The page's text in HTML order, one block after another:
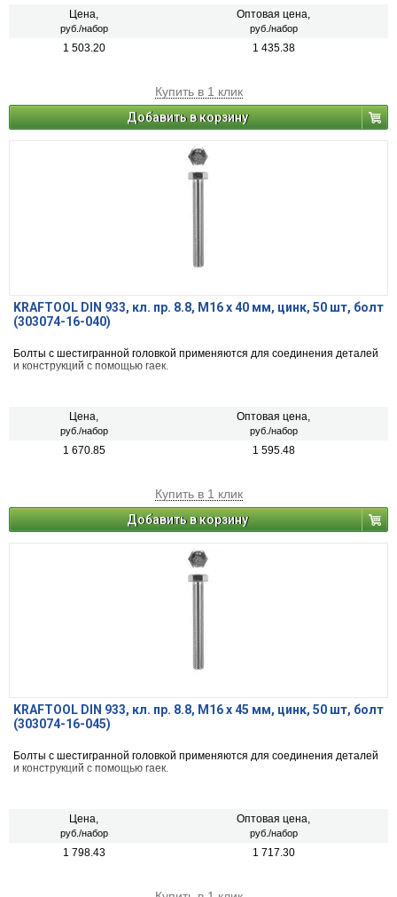
Цена,
руб./набор
Оптовая цена,
руб./набор
1 503.20 1 435.38
Купить в 1 клик
Добавить в корзину
KRAFTOOL DIN 933, кл. пр. 8.8, M16 х 40 мм, цинк, 50 шт, болт
(303074-16-040)
Болты с шестигранной головкой применяются для соединения деталей
и конструкций с помощью гаек.
Цена,
руб./набор
Оптовая цена,
руб./набор
1 670.85 1 595.48
Купить в 1 клик
Добавить в корзину
KRAFTOOL DIN 933, кл. пр. 8.8, M16 х 45 мм, цинк, 50 шт, болт
(303074-16-045)
Болты с шестигранной головкой применяются для соединения деталей
и конструкций с помощью гаек.
Цена,
руб./набор
Оптовая цена,
руб./набор
1 798.43 1 717.30